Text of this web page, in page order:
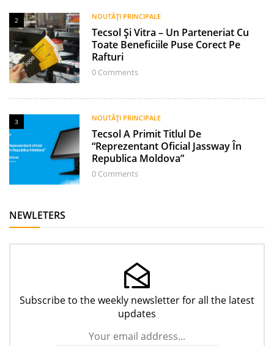
2 NOUTĂȚI PRINCIPALE
Tecsol Și Vitra – Un Parteneriat Cu
Toate Beneficiile Puse Corect Pe
Rafturi
0 Comments
3 NOUTĂȚI PRINCIPALE
Tecsol A Primit Titlul De
“Reprezentant Oficial Jassway În
Republica Moldova”
0 Comments
NEWLETERS
Subscribe to the weekly newsletter for all the latest
updates